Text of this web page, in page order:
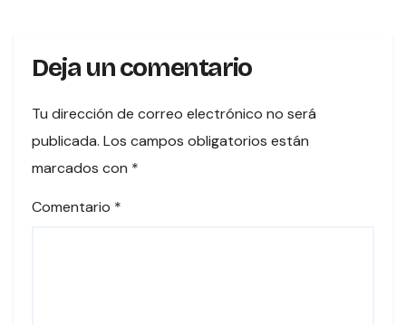
Deja un comentario
Tu dirección de correo electrónico no será
publicada. Los campos obligatorios están
marcados con *
Comentario *